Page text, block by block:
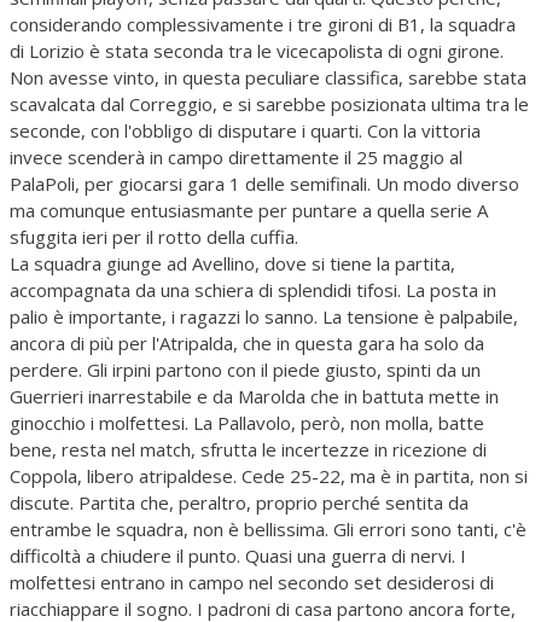
considerando complessivamente i tre gironi di B1, la squadra
di Lorizio è stata seconda tra le vicecapolista di ogni girone.
Non avesse vinto, in questa peculiare classifica, sarebbe stata
scavalcata dal Correggio, e si sarebbe posizionata ultima tra le
seconde, con l'obbligo di disputare i quarti. Con la vittoria
invece scenderà in campo direttamente il 25 maggio al
PalaPoli, per giocarsi gara 1 delle semifinali. Un modo diverso
ma comunque entusiasmante per puntare a quella serie A
sfuggita ieri per il rotto della cuffia.
La squadra giunge ad Avellino, dove si tiene la partita,
accompagnata da una schiera di splendidi tifosi. La posta in
palio è importante, i ragazzi lo sanno. La tensione è palpabile,
ancora di più per l'Atripalda, che in questa gara ha solo da
perdere. Gli irpini partono con il piede giusto, spinti da un
Guerrieri inarrestabile e da Marolda che in battuta mette in
ginocchio i molfettesi. La Pallavolo, però, non molla, batte
bene, resta nel match, sfrutta le incertezze in ricezione di
Coppola, libero atripaldese. Cede 25-22, ma è in partita, non si
discute. Partita che, peraltro, proprio perché sentita da
entrambe le squadra, non è bellissima. Gli errori sono tanti, c'è
difficoltà a chiudere il punto. Quasi una guerra di nervi. I
molfettesi entrano in campo nel secondo set desiderosi di
riacchiappare il sogno. I padroni di casa partono ancora forte,